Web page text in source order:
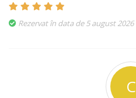
Rezervat în data de 5 august 2026
C